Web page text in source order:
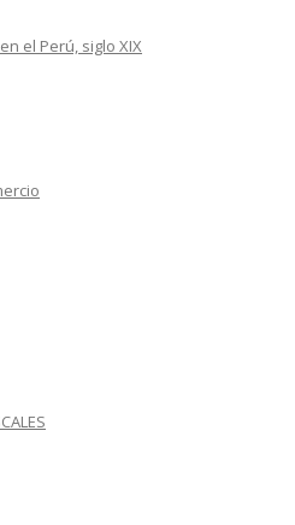
el Perú, siglo XIX